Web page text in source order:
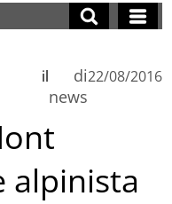
di
news
il 22/08/2016
alpinista